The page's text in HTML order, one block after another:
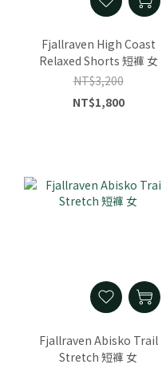
Fjallraven High Coast
Relaxed Shorts 短褲 女
NT$3,200
NT$1,800
Fjallraven Abisko Trail
Stretch 短褲 女